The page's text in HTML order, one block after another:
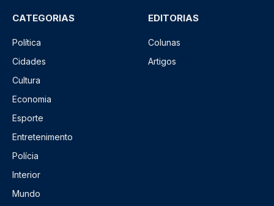
CATEGORIAS
Política
Cidades
Cultura
Economia
Esporte
Entretenimento
Polícia
Interior
Mundo
EDITORIAS
Colunas
Artigos